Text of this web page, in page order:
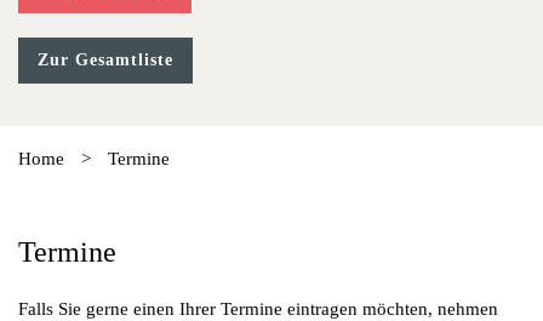
Zur Gesamtliste
Home > Termine
Termine
Falls Sie gerne einen Ihrer Termine eintragen möchten, nehmen